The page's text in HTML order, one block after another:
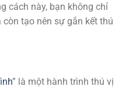
cách này, bạn không chỉ
tạo nên sự gắn kết thú
” là một hành trình thú vị